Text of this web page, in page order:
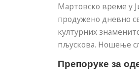
Мартовско време у
продужено дневно
културних
пљускова. Ношење
Препоруке за